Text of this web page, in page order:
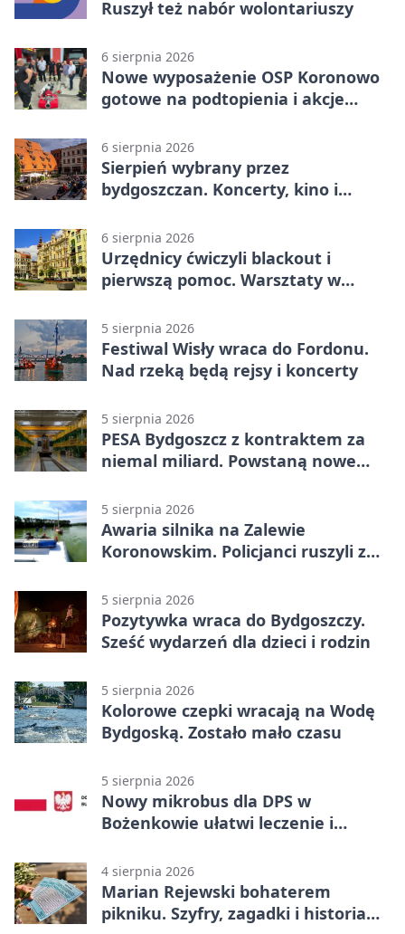
Ruszył też nabór wolontariuszy
6 sierpnia 2026
Nowe wyposażenie OSP Koronowo
gotowe na podtopienia i akcje
6 sierpnia 2026
Sierpień wybrany przez
bydgoszczan. Koncerty, kino i
6 sierpnia 2026
Urzędnicy ćwiczyli blackout i
pierwszą pomoc. Warsztaty w
5 sierpnia 2026
Festiwal Wisły wraca do Fordonu.
Nad rzeką będą rejsy i koncerty
5 sierpnia 2026
PESA Bydgoszcz z kontraktem za
niemal miliard. Powstaną nowe
5 sierpnia 2026
Awaria silnika na Zalewie
Koronowskim. Policjanci ruszyli z
5 sierpnia 2026
Pozytywka wraca do Bydgoszczy.
Sześć wydarzeń dla dzieci i rodzin
5 sierpnia 2026
Kolorowe czepki wracają na Wodę
Bydgoską. Zostało mało czasu
5 sierpnia 2026
Nowy mikrobus dla DPS w
Bożenkowie ułatwi leczenie i
4 sierpnia 2026
Marian Rejewski bohaterem
pikniku. Szyfry, zagadki i historia